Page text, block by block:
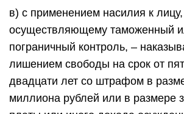
в) с применением насилия к лицу,
осуществляющему таможенный
пограничный контроль, –
лишением свободы на срок от
двадцати лет со штрафом в
миллиона рублей или в размере